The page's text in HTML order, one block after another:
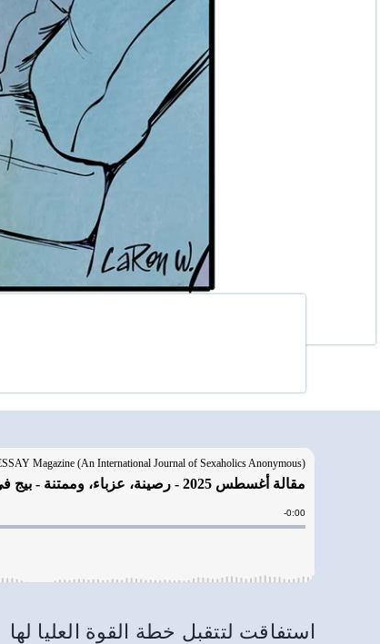
استفاقت لتتقبل خطة القوة العليا لها